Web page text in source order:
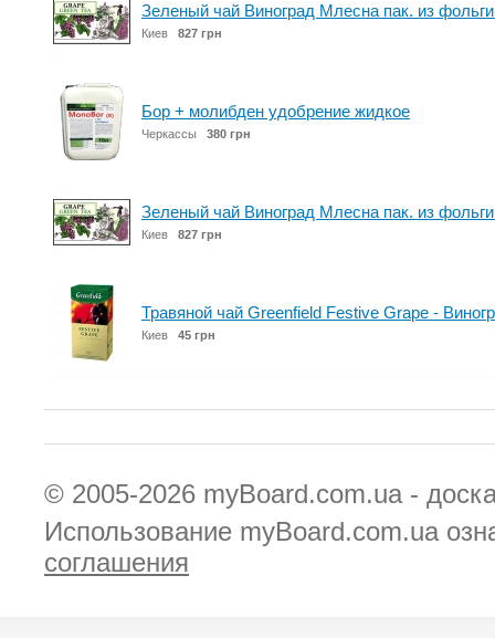
Зеленый чай Виноград Млесна пак. из фольги
Киев 827 грн
Бор + молибден удобрение жидкое
Черкассы 380 грн
Зеленый чай Виноград Млесна пак. из фольги
Киев 827 грн
Травяной чай Greenfield Festive Grape -
Киев 45 грн
© 2005-2026 myBoard.com.ua -
Использование myBoard.com.ua
соглашения